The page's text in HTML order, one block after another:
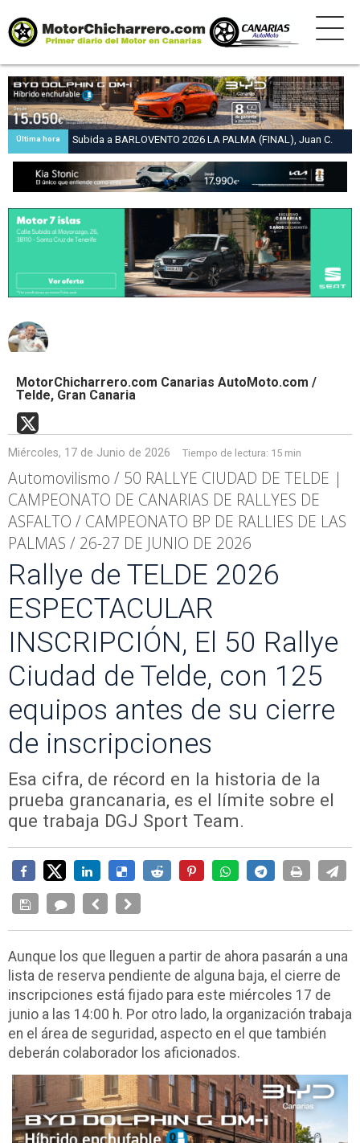
Última hora
Subida a BARLOVENTO 2026 LA PALMA (FINAL), Juan C.
Brito y Carlos A. Pérez hacen suya la victoria en la 47 Subida
a Barlovento
MotorChicharrero.com Canarias AutoMoto.com /
Telde, Gran Canaria
Miércoles, 17 de Junio de 2026 Tiempo de lectura: 15 min
Automovilismo / 50 RALLYE CIUDAD DE TELDE |
CAMPEONATO DE CANARIAS DE RALLYES DE
ASFALTO / CAMPEONATO BP DE RALLIES DE LAS
PALMAS / 26-27 DE JUNIO DE 2026
Rallye de TELDE 2026
ESPECTACULAR
INSCRIPCIÓN, El 50 Rallye
Ciudad de Telde, con 125
equipos antes de su cierre
de inscripciones
Esa cifra, de récord en la historia de la
prueba grancanaria, es el límite sobre el
que trabaja DGJ Sport Team.
Aunque los que lleguen a partir de ahora pasarán a una
lista de reserva pendiente de alguna baja, el cierre de
inscripciones está fijado para este miércoles 17 de
junio a las 14:00 h. Por otro lado, la organización trabaja
en el área de seguridad, aspecto en el que también
deberán colaborador los aficionados.